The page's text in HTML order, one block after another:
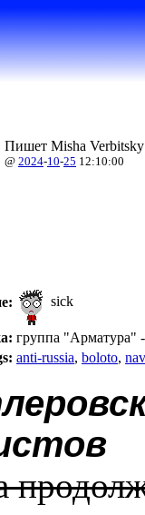
Пишет Misha
@ 2024-10-25 12:10:00
sick
группа
anti-russia, boloto,